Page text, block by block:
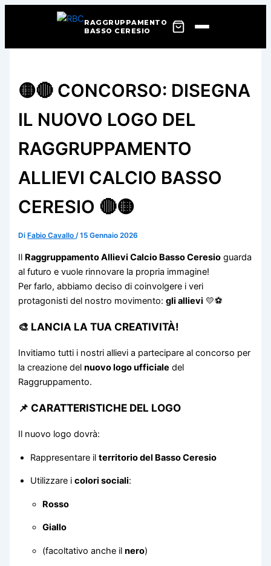
RAGGRUPPAMENTO
BASSO CERESIO
contenuto
🟡🔴 CONCORSO: DISEGNA
IL NUOVO LOGO DEL
RAGGRUPPAMENTO
ALLIEVI CALCIO BASSO
CERESIO 🔴🟡
Di Fabio Cavallo/15 Gennaio 2026
Il Raggruppamento Allievi Calcio Basso Ceresio guarda
al futuro e vuole rinnovare la propria immagine!
Per farlo, abbiamo deciso di coinvolgere i veri
protagonisti del nostro movimento:gli allievi 💛⚽
🎨 LANCIA LA TUA CREATIVITÀ!
Invitiamo tutti i nostri allievi a partecipare al concorso per
la creazione delnuovo logo ufficiale del
Raggruppamento.
📌 CARATTERISTICHE DEL LOGO
Il nuovo logo dovrà:
Rappresentare ilterritorio del Basso Ceresio
Utilizzare icolori sociali:
Rosso
Giallo
(facoltativo anche ilnero)